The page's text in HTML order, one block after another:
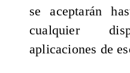
se aceptarán
cualquier
aplicaciones de